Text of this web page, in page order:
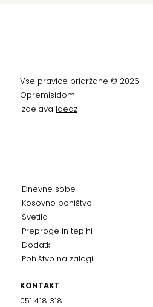
Vse pravice pridržane © 2026
Opremisidom
Izdelava Ideaz
Dnevne sobe
Kosovno pohištvo
Svetila
Preproge in tepihi
Dodatki
Pohištvo na zalogi
KONTAKT
051 418 318